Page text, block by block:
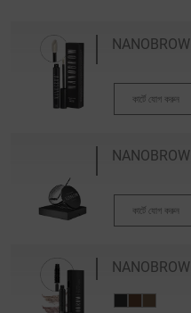
NANOBROW
কার্টে যোগ করুন
NANOBROW
কার্টে যোগ করুন
NANOBROW